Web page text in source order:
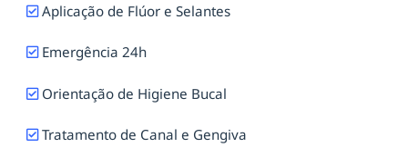
Aplicação de Flúor e Selantes
Emergência 24h
Orientação de Higiene Bucal
Tratamento de Canal e Gengiva